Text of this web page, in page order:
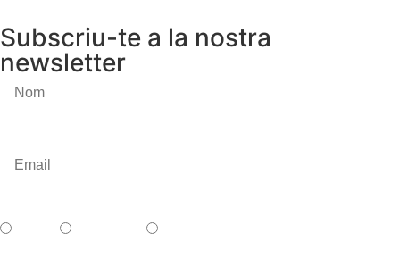
Subscriu-te a la nostra
newsletter